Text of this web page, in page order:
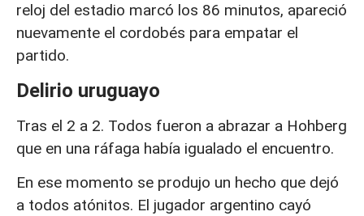
reloj del estadio marcó los 86 minutos, apareció
nuevamente el cordobés para empatar el
partido.
Delirio uruguayo
Tras el 2 a 2. Todos fueron a abrazar a Hohberg
que en una ráfaga había igualado el encuentro.
En ese momento se produjo un hecho que dejó
a todos atónitos. El jugador argentino cayó